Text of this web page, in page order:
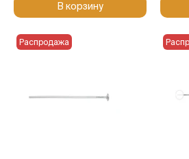
В корзину
Распродажа